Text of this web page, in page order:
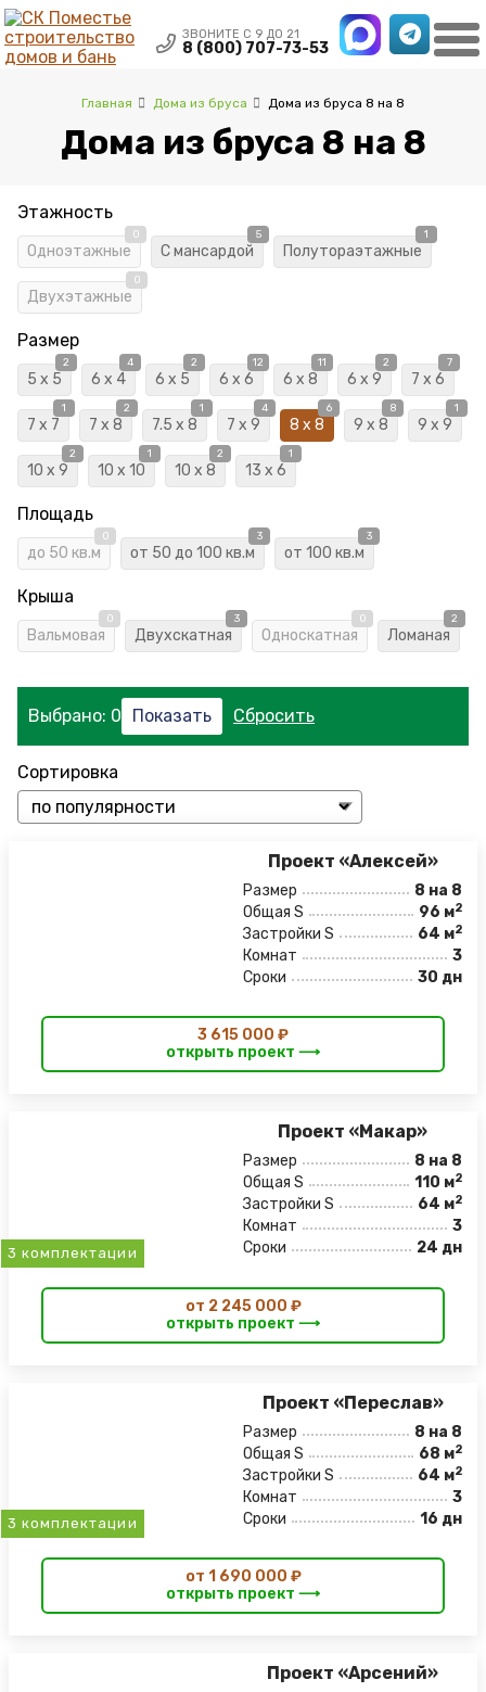
ЗВОНИТЕ С 9 ДО 21
8 (800) 707-73-53
Дома из бруса 8 на 8
Главная Дома из бруса Дома из бруса 8 на 8
×
Этажность
Одноэтажные
0
С мансардой
5
Полутораэтажные
1
Двухэтажные
0
Размер
5 x 5
2
6 x 4
4
6 x 5
2
6 x 6
12
6 x 8
11
6 x 9
2
7 x 6
7
7 x 7
1
7 x 8
2
7.5 x 8
1
7 x 9
4
8 x 8
6
9 x 8
8
9 x 9
1
10 x 9
2
10 x 10
1
10 x 8
2
13 x 6
1
Площадь
до 50 кв.м
0
от 50 до 100 кв.м
3
от 100 кв.м
3
Крыша
Вальмовая
0
Двухскатная
3
Односкатная
0
Ломаная
2
Выбрано: 0
Сортировка
Проект «Алексей»
Размер
8 на 8
Общая S
96 м2
Застройки S 64 м2
Комнат
3
Сроки
30 дн
3 615 000 ₽
открыть проект ⟶
3 комплектации
Проект «Макар»
Размер
8 на 8
Общая S
110 м2
Застройки S 64 м2
Комнат
3
Сроки
24 дн
от 2 245 000 ₽
открыть проект ⟶
3 комплектации
Проект «Переслав»
Размер
8 на 8
Общая S
68 м2
Застройки S 64 м2
Комнат
3
Сроки
16 дн
от 1 690 000 ₽
открыть проект ⟶
Проект «Арсений»